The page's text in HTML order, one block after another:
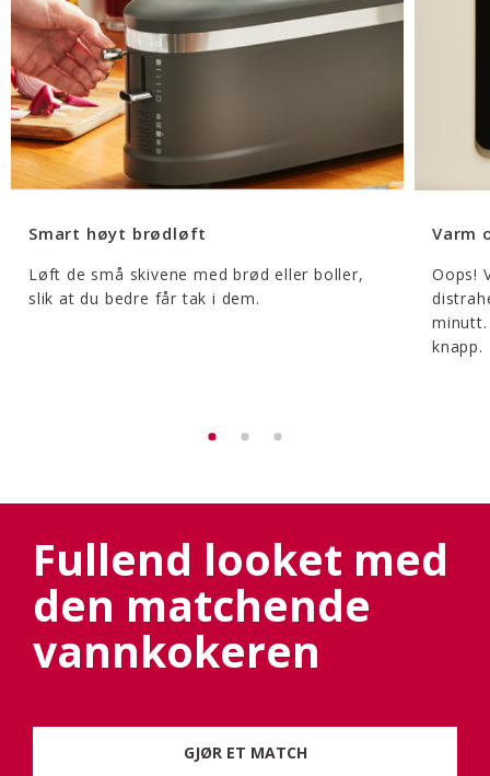
Smart høyt brødløft
Løft de små skivene med brød eller boller,
slik at du bedre får tak i dem.
Varm
Oops!
knapp.
Fullend looket med
den matchende
vannkokeren
GJØR ET MATCH